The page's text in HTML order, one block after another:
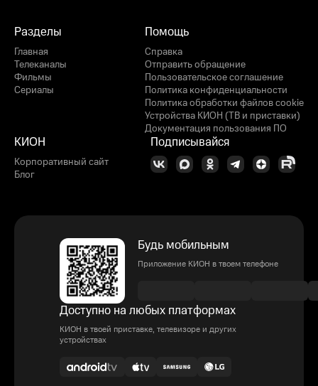
Разделы
Главная
Телеканалы
Фильмы
Сериалы
Помощь
Справка
Отправить обращение
Пользовательское соглашение
Политика конфиденциальности
Политика обработки файлов cookie
Устройства КИОН (ТВ и приставки)
Документация пользования ПО
КИОН
Корпоративный сайт
Блог
Подписывайся
Будь мобильным
Приложение КИОН в твоем телефоне
Доступно на любых платформах
КИОН в твоей приставке, телевизоре и других
устройствах